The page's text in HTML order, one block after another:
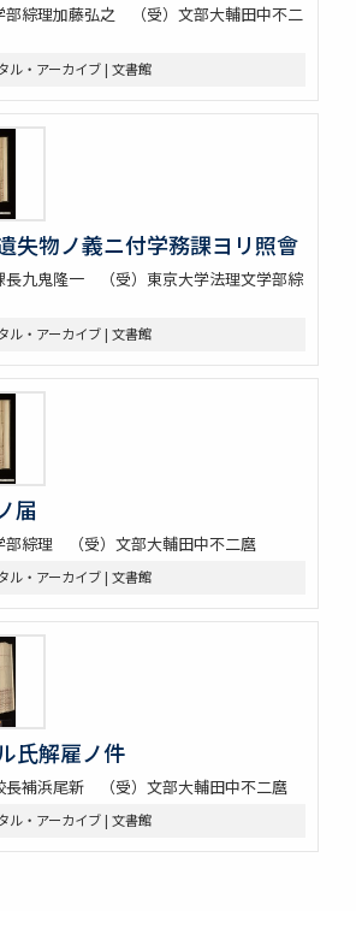
部綜理加藤弘之 （受）文部大輔田中不二
ル・アーカイブ | 文書館
失物ノ義ニ付学務課ヨリ照會
長九鬼隆一 （受）東京大学法理文学部綜
ル・アーカイブ | 文書館
届
部綜理 （受）文部大輔田中不二麿
ル・アーカイブ | 文書館
氏解雇ノ件
長補浜尾新 （受）文部大輔田中不二麿
ル・アーカイブ | 文書館